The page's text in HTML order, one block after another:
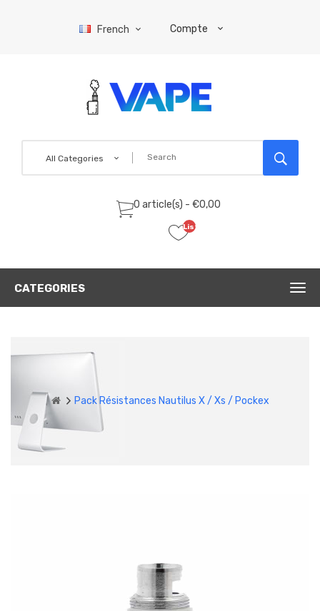
French Compte
All Categories
0 article(s) - €0,00
Liste
(0)
CATEGORIES
Pack Résistances Nautilus X / Xs / Pockex